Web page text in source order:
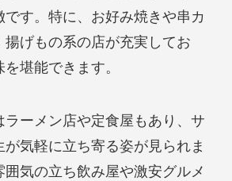
です。特に、お好み焼きや串カ
揚げもの系の店が充実してお
堪能できます。
ラーメン店や定食屋もあり、サ
が気軽に立ち寄る姿が見られま
気の立ち飲み屋や激安グルメ